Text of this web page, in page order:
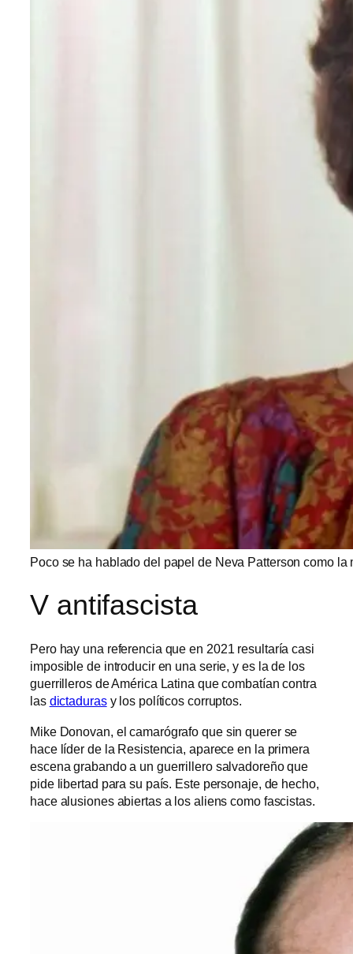
Poco se ha hablado del papel de Neva Patterson como
V antifascista
Pero hay una referencia que en 2021 resultaría casi
imposible de introducir en una serie, y es la de los
guerrilleros de América Latina que combatían contra
las dictadurasy los políticos corruptos.
Mike Donovan, el camarógrafo que sin querer se
hace líder de la Resistencia, aparece en la primera
escena grabando a un guerrillero salvadoreño que
pide libertad para su país. Este personaje, de hecho,
hace alusiones abiertas a los aliens como fascistas.